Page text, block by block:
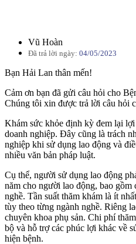
Vũ Hoàn
Đã trả lời ngày: 04/05/2023
Bạn Hải Lan thân mến!
Cảm ơn bạn đã gửi câu hỏi cho
Chúng tôi xin được trả lời câu hỏi
Khám sức khỏe định kỳ đem lại
doanh nghiệp. Đây cũng là trách
nghiệp khi sử dụng lao động và
nhiều văn bản pháp luật.
Cụ thể, người sử dụng lao động
năm cho người lao động, bao gồm
nghề. Tần suất thăm khám là ít
tùy theo từng ngành nghề. Riêng
chuyên khoa phụ sản. Chi phí
bộ và hỗ trợ các phúc lợi khác về
hiện bệnh.